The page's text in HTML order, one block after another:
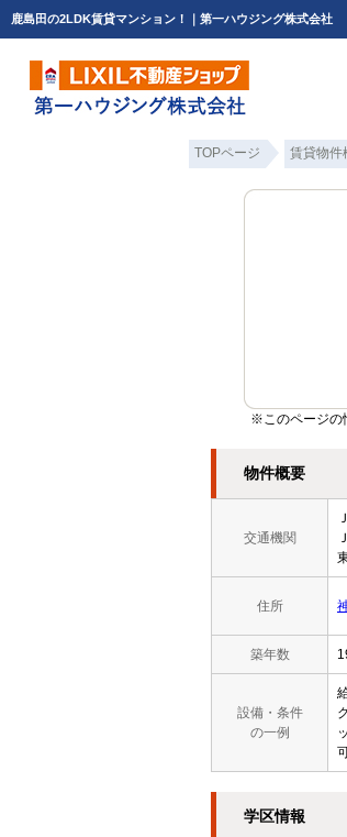
鹿島田の2LDK賃貸マンション！｜第一ハウジング株式会社
TOPページ 賃貸物件
※このページの
物件概要
交通機関
住所
築年数
設備・条件
の一例
学区情報